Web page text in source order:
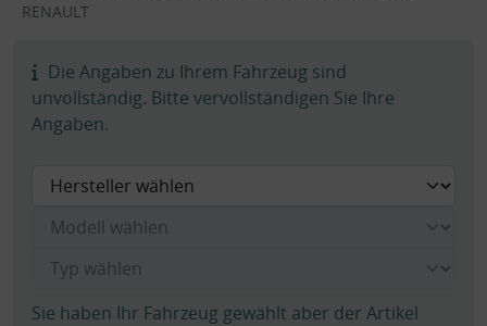
RENAULT
Die Angaben zu Ihrem Fahrzeug sind
unvollständig. Bitte vervollständigen Sie Ihre
Angaben.
Sie haben Ihr Fahrzeug gewählt aber der Artikel